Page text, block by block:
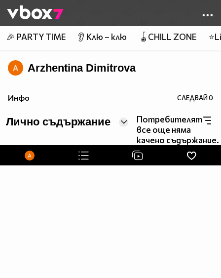
👾
🎉 PARTY TIME 👂 Клю – клю 🪀CHILL ZONE
Arzhentina Dimitrova
Инфо СЛЕДВАЙ0
Лично съдържание
Потребителят
все още няма
качено съдържание.